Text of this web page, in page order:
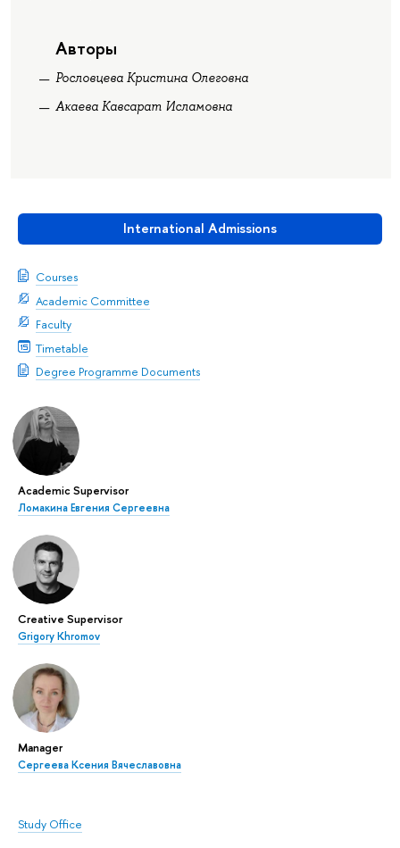
International Admissions
Courses
Academic Committee
Faculty
Timetable
Degree Programme Documents
Academic Supervisor
Ломакина Евгения Сергеевна
Creative Supervisor
Grigory Khromov
Manager
Сергеева Ксения Вячеславовна
Study Office
Авторы
Рословцева Кристина Олеговна
Акаева Кавсарат Исламовна